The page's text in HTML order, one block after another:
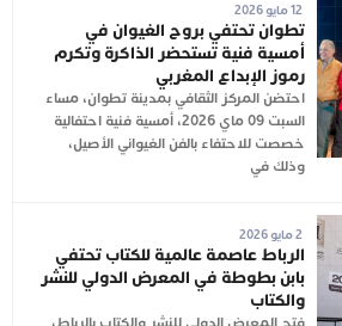
12 مايو 2026
تطوان تحتفي بروح الغيوان في
أمسية فنية تستحضر الذاكرة وتكرم
رموز الإبداع المغربي
احتضن المركز الثقافي بمدينة تطوان، مساء
السبت 09 ماي 2026، أمسية فنية احتفالية
خصصت للاحتفاء بالفن الغيواني الأصيل،
وذلك في
2 مايو 2026
الرباط عاصمة عالمية للكتاب تحتفي
بابن بطوطة في المعرض الدولي للنشر
والكتاب